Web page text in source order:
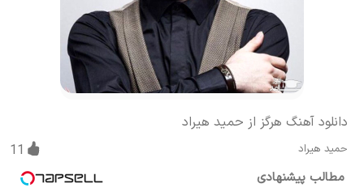
دانلود آهنگ هرگز از حمید هیراد
حمید هیراد 11
مطالب پیشنهادی